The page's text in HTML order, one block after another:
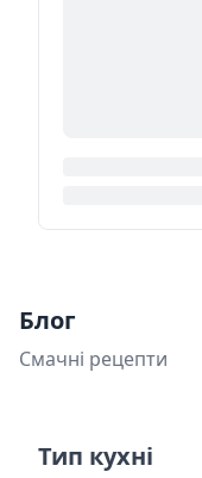
Блог
Смачні рецепти
Тип кухні